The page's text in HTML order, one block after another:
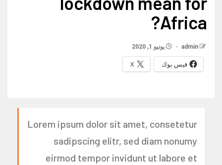
Africa?
admin يونيو 1, 2020
فيس بوك X
Lorem ipsum dolor sit amet, consetetur
sadipscing elitr, sed diam nonumy
eirmod tempor invidunt ut labore et